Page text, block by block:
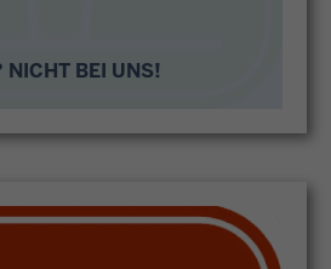
NICHT BEI UNS!